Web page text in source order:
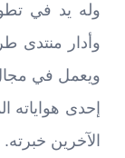
وله يد في
وأدار منتدى
ويعمل في
إحدى هواياته
الآخرين خبرته.